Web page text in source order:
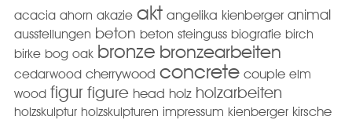
acacia ahorn akazie akt angelika kienberger animal
ausstellungen beton beton steinguss biografie birch
birke bog oak bronze bronzearbeiten
cedarwood cherrywood concrete couple elm
wood figur figure head holz holzarbeiten
holzskulptur holzskulpturen impressum kienberger kirsche